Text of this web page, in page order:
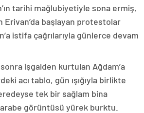
tarihi mağlubiyetiyle sona ermiş,
Erivan’da başlayan protestolar
istifa çağrılarıyla günlerce devam
sonra işgalden kurtulan Ağdam’a
acı tablo, gün ışığıyla birlikte
tek bir sağlam bina
görüntüsü yürek burktu.